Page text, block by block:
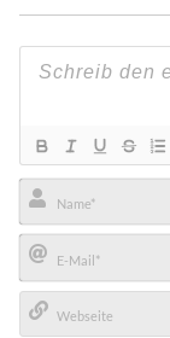
Name*
E-
Mail*